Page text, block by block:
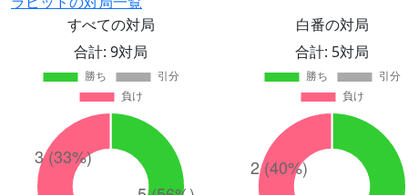
すべての対局
合計: 9対局
白番の対局
合計: 5対局